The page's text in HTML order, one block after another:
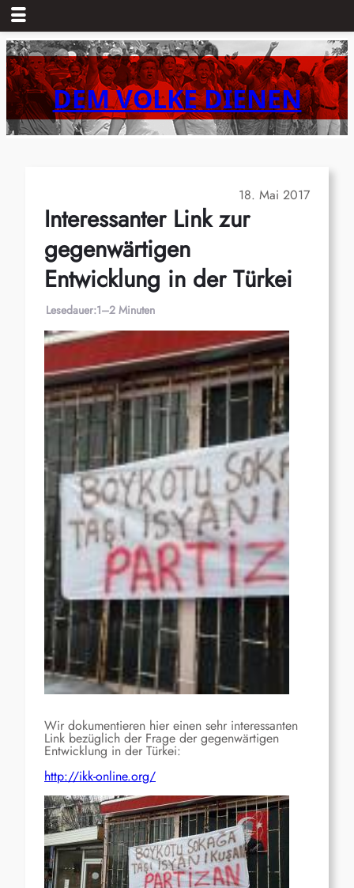
Zum
Inhalt
springenDEM VOLKE DIENEN
18. Mai 2017
Interessanter Link zur
gegenwärtigen
Entwicklung in der Türkei
Lesedauer:1–2 Minuten
Wir dokumentieren hier einen sehr interessanten
Link bezüglich der Frage der gegenwärtigen
Entwicklung in der Türkei:
http://ikk-online.org/